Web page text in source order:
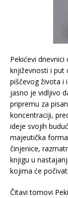
Pekićevi
književnosti i put
piščevog života i
jasno je vidljivo
pripremu za
koncentraciji,
ideje svojih
majeutička
činjenice,
knjigu u
kojima će
Čitavi tomovi